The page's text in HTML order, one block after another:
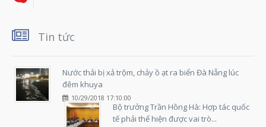
Tin tức
Nước thải bị xả trộm, chảy ồ ạt ra biển Đà Nẵng lúc
đêm khuya
10/29/2018 17:10:00
Bộ trưởng Trần Hồng Hà: Hợp tác quốc
tế phải thể hiện được vai trò...